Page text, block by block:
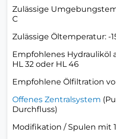
Zulässige
C
Zulässige Öltemperatur: -
Empfohlenes Hydrauliköl
HL 32 oder HL 46
Empfohlene Ölfiltration
Offenes Zentralsystem
Durchfluss)
Modifikation / Spulen mit